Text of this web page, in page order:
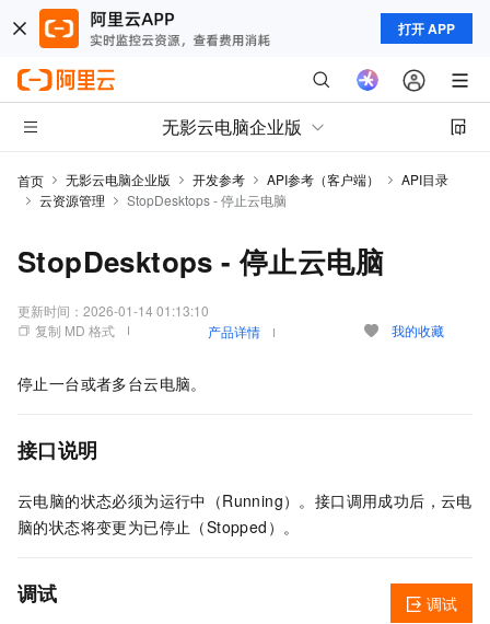
打开 APP
无影云电脑企业版
首页 无影云电脑企业版 开发参考 API参考（客户端）
API目录
云资源管理
StopDesktops - 停止云电脑
StopDesktops - 停止云电脑
更新时间： 2026-01-14 01:13:10
复制 MD 格式
产品详情 我的收藏
停止一台或者多台云电脑。
接口说明
云电脑的状态必须为运行中（Running）。接口调用成功后，云电
脑的状态将变更为已停止（Stopped）。
调试 调试